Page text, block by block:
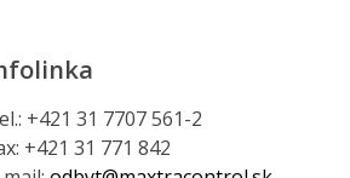
+421 31 7707 561-2
+421 31 771 842